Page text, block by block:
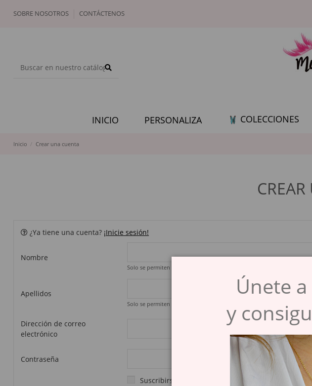
SOBRE NOSOTROS CONTÁCTENOS
INICIO PERSONALIZA COLECCIONES
Inicio Crear una cuenta
¿Ya tiene una cuenta? ¡Inicie sesión!
Nombre
Solo se permiten caracteres alfabéticos (letras) y el punto (.), seguidos de
Apellidos
Solo se permiten caracteres alfabéticos (letras) y el punto (.), seguidos de
Dirección de correo
electrónico
Contraseña
Suscribirse a nuestro boletín de noticias
Únete
y